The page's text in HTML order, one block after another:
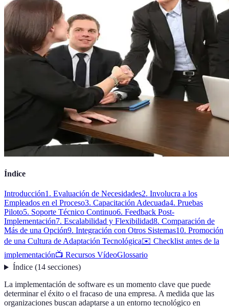
Índice
Introducción1. Evaluación de Necesidades2. Involucra a los
Empleados en el Proceso3. Capacitación Adecuada4. Pruebas
Piloto5. Soporte Técnico Continuo6. Feedback Post-
Implementación7. Escalabilidad y Flexibilidad8. Comparación de
Más de una Opción9. Integración con Otros Sistemas10. Promoción
de una Cultura de Adaptación Tecnológica✉️ Checklist antes de la
implementación📺 Recursos VídeoGlossario
Índice(14 secciones)
La implementación de software es un momento clave que puede
determinar el éxito o el fracaso de una empresa. A medida que las
organizaciones buscan adaptarse a un entorno tecnológico en